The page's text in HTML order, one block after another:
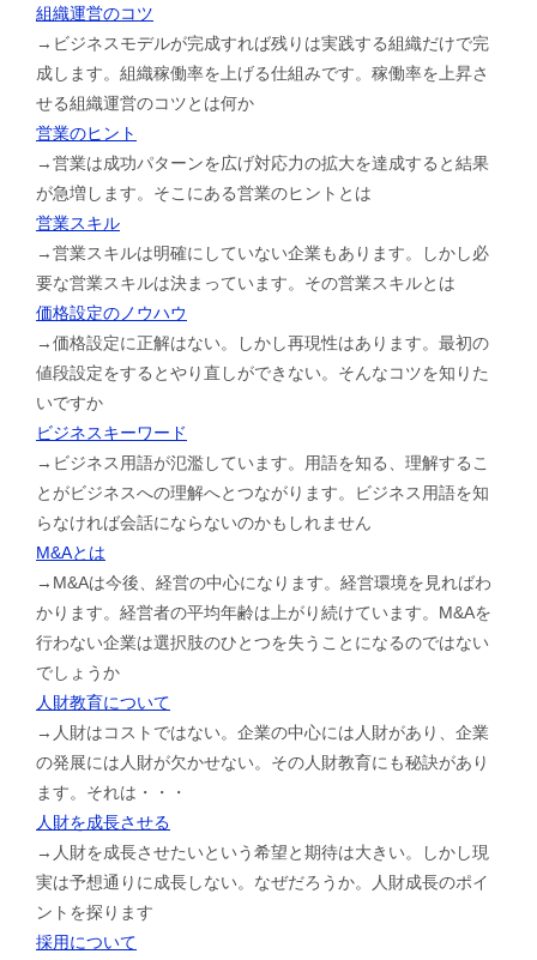
組織運営のコツ
→ビジネスモデルが完成すれば残りは実践する組織だけで完
成します。組織稼働率を上げる仕組みです。稼働率を上昇さ
せる組織運営のコツとは何か
営業のヒント
→営業は成功パターンを広げ対応力の拡大を達成すると結果
が急増します。そこにある営業のヒントとは
営業スキル
→営業スキルは明確にしていない企業もあります。しかし必
要な営業スキルは決まっています。その営業スキルとは
価格設定のノウハウ
→価格設定に正解はない。しかし再現性はあります。最初の
値段設定をするとやり直しができない。そんなコツを知りた
いですか
ビジネスキーワード
→ビジネス用語が氾濫しています。用語を知る、理解するこ
とがビジネスへの理解へとつながります。ビジネス用語を知
らなければ会話にならないのかもしれません
M&Aとは
→M&Aは今後、経営の中心になります。経営環境を見ればわ
かります。経営者の平均年齢は上がり続けています。M&Aを
行わない企業は選択肢のひとつを失うことになるのではない
でしょうか
人財教育について
→人財はコストではない。企業の中心には人財があり、企業
の発展には人財が欠かせない。その人財教育にも秘訣があり
ます。それは・・・
人財を成長させる
→人財を成長させたいという希望と期待は大きい。しかし現
実は予想通りに成長しない。なぜだろうか。人財成長のポイ
ントを探ります
採用について